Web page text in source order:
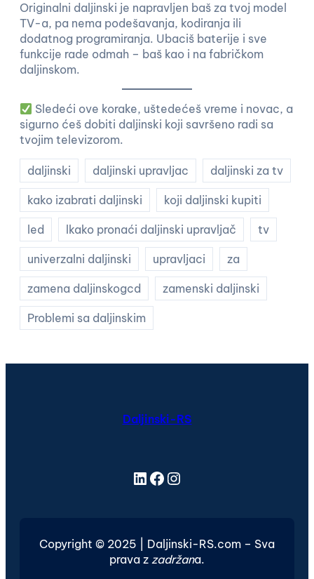
Originalni daljinski je napravljen baš za tvoj model
TV-a, pa nema podešavanja, kodiranja ili
dodatnog programiranja. Ubaciš baterije i sve
funkcije rade odmah – baš kao i na fabričkom
daljinskom.
Sledeći ove korake, uštedećeš vreme i novac, a
sigurno ćeš dobiti daljinski koji savršeno radi sa
tvojim televizorom.
daljinski daljinski upravljac daljinski za tv
kako izabrati daljinski koji daljinski kupiti
led lkako pronaći daljinski upravljač tv
univerzalni daljinski upravljaci za
zamena daljinskogcd zamenski daljinski
Problemi sa daljinskim
Daljinski-RS
LinkedIn Facebook Instagram
Copyright © 2025 | Daljinski-RS.com – Sva
prava z zadržana.